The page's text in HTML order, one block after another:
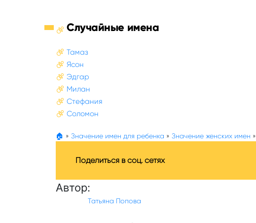
Случайные имена
Тамаз
Ясон
Эдгар
Милан
Стефания
Соломон
🏠 » Значение имен для ребенка » Значение женских имен »
Поделиться в соц. сетях
Автор:
Татьяна Попова